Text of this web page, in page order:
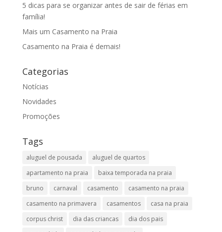
5 dicas para se organizar antes de sair de férias em
família!
Mais um Casamento na Praia
Casamento na Praia é demais!
Categorias
Notícias
Novidades
Promoções
Tags
aluguel de pousada
aluguel de quartos
apartamento na praia
baixa temporada na praia
bruno
carnaval casamento
casamento na praia
casamento na primavera
casamentos
casa na praia
corpus christ
dia das criancas
dia dos pais